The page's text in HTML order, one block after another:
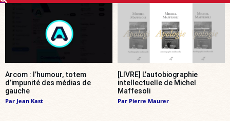
Arcom : l’humour, totem
d’impunité des médias de
gauche
Par Jean Kast
[LIVRE] L’autobiographie
intellectuelle de Michel
Maffesoli
Par Pierre Maurer